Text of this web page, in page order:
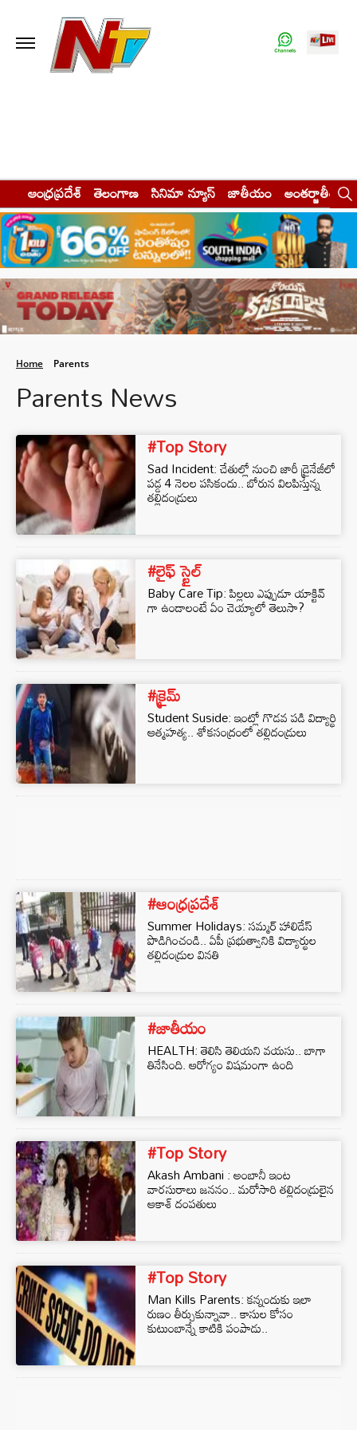
ఆంధ్రప్రదేశ్ తెలంగాణ సినిమా న్యూస్ జాతీయం అంతర్జాతీయం
Home Parents
Parents News
#Top Story
Sad Incident: చేతుల్లో నుంచి జారీ డ్రైనేజీలో
పడ్డ 4 నెలల పసికందు.. బోరున విలపిస్తున్న
తల్లిదండ్రులు
#లైఫ్ స్టైల్
Baby Care Tip: పిల్లలు ఎప్పుడూ యాక్టివ్
గా ఉండాలంటే ఏం చెయ్యాలో తెలుసా?
#క్రైమ్
Student Suside: ఇంట్లో గొడవ పడి విద్యార్థి
ఆత్మహత్య.. శోకసంద్రంలో తల్లిదండ్రులు
#ఆంధ్రప్రదేశ్
Summer Holidays: సమ్మర్ హాలిడేస్
పొడిగించండి.. ఏపీ ప్రభుత్వానికి విద్యార్థుల
తల్లిదండ్రుల వినతి
#జాతీయం
HEALTH: తెలిసి తెలియని వయసు.. బాగా
తినేసింది. ఆరోగ్యం విషమంగా ఉంది
#Top Story
Akash Ambani : అంబానీ ఇంట
వారసురాలు జననం.. మరోసారి తల్లిదండ్రులైన
ఆకాశ్‌ దంపతులు
#Top Story
Man Kills Parents: కన్నందుకు ఇలా
రుణం తీర్చుకున్నావా.. కాసుల కోసం
కుటుంబాన్నే కాటికి పంపాడు..